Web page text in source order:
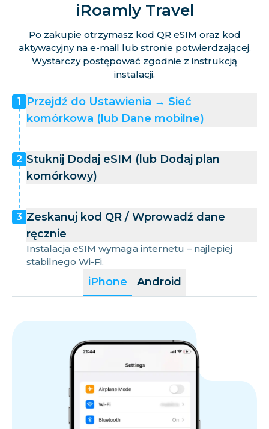
iRoamly Travel
Po zakupie otrzymasz kod QR eSIM oraz kod
aktywacyjny na e-mail lub stronie potwierdzającej.
Wystarczy postępować zgodnie z instrukcją
instalacji.
iPhone Android
1
Przejdź do Ustawienia → Sieć
komórkowa (lub Dane mobilne)
2 Stuknij Dodaj eSIM (lub Dodaj plan
komórkowy)
3 Zeskanuj kod QR / Wprowadź dane
ręcznie
Instalacja eSIM wymaga internetu – najlepiej
stabilnego Wi-Fi.